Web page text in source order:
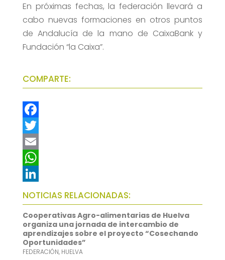
En próximas fechas, la federación llevará a
cabo nuevas formaciones en otros puntos
de Andalucía de la mano de CaixaBank y
Fundación “la Caixa”.
COMPARTE:
F
a
c
e
b
o
o
k
T
w
t
t
e
r
E
m
a
i
l
W
h
a
t
s
A
L
i
n
k
e
NOTICIAS RELACIONADAS:
Cooperativas Agro-alimentarias de Huelva
organiza una jornada de intercambio de
aprendizajes sobre el proyecto “Cosechando
Oportunidades”
FEDERACIÓN, HUELVA